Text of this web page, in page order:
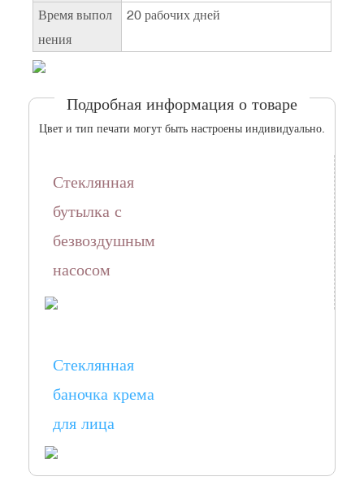
Время выпол
нения
20 рабочих дней
Подробная информация о товаре
Цвет и тип печати могут быть настроены индивидуально.
Стеклянная
бутылка с
безвоздушным
насосом
Стеклянная
баночка крема
для лица